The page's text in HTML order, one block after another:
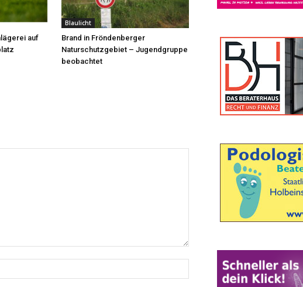
auf
Blaulicht
Brand in Fröndenberger
Naturschutzgebiet – Jugendgruppe
beobachtet